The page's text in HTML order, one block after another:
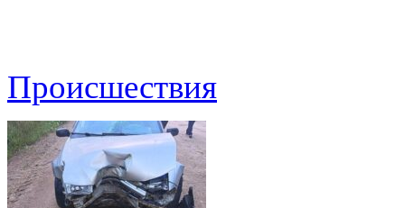
Происшествия